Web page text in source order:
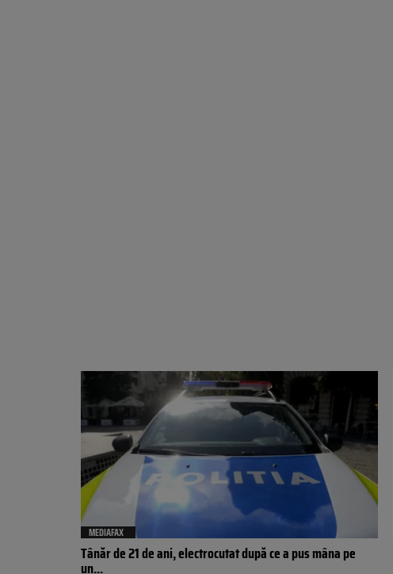
MEDIAFAX
Tânăr de 21 de ani, electrocutat după ce a pus mâna pe
un...